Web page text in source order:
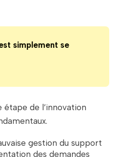
simplement se
étape de l’innovation
gestion du support
des demandes